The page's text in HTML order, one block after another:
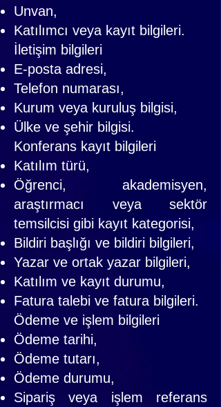
Unvan,
Katılımcı veya kayıt bilgileri.
İletişim bilgileri
E-posta adresi,
Telefon numarası,
Kurum veya kuruluş bilgisi,
Ülke ve şehir bilgisi.
Konferans kayıt bilgileri
Katılım türü,
Öğrenci, akademisyen,
araştırmacı veya sektör
temsilcisi gibi kayıt kategorisi,
Bildiri başlığı ve bildiri bilgileri,
Yazar ve ortak yazar bilgileri,
Katılım ve kayıt durumu,
Fatura talebi ve fatura bilgileri.
Ödeme ve işlem bilgileri
Ödeme tarihi,
Ödeme tutarı,
Ödeme durumu,
Sipariş veya işlem referans